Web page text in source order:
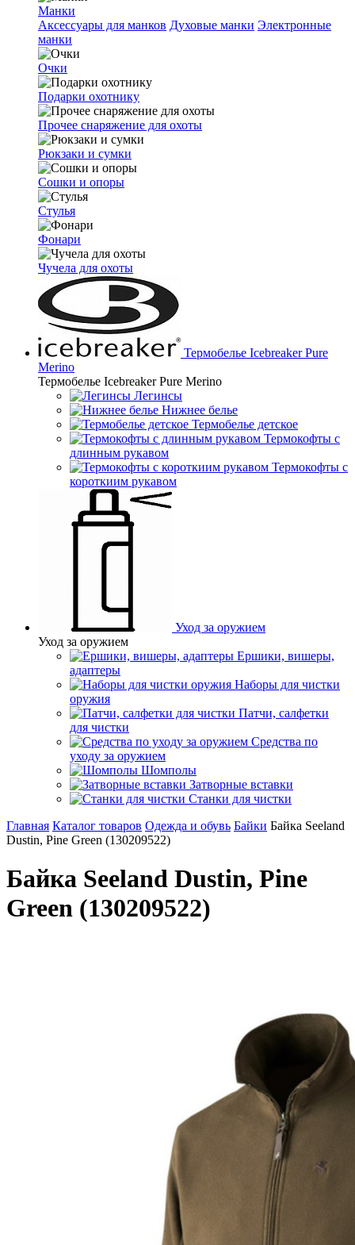
Манки
Аксессуары для манков Духовые манки Электронные
манки
Очки
Подарки охотнику
Прочее снаряжение для охоты
Рюкзаки и сумки
Сошки и опоры
Стулья
Фонари
Чучела для охоты
Термобелье Icebreaker Pure
Merino
Термобелье Icebreaker Pure Merino
Легинсы
Нижнее белье
Термобелье детское
Термокофты с
длинным рукавом
Термокофты с
короткиим рукавом
Уход за оружием
Уход за оружием
Ершики, вишеры,
адаптеры
Наборы для чистки
оружия
Патчи, салфетки
для чистки
Средства по
уходу за оружием
Шомполы
Затворные вставки
Станки для чистки
Главная Каталог товаров Одежда и обувь Байки Байка Seeland
Dustin, Pine Green (130209522)
Байка Seeland Dustin, Pine
Green (130209522)